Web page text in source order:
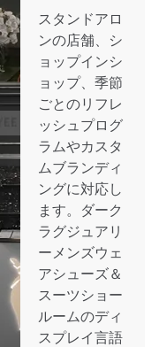
スタンドアロ
ンの店舗、シ
ョップインシ
ョップ、季節
ごとのリフレ
ッシュプログ
ラムやカスタ
ムブランディ
ングに対応し
ます。ダーク
ラグジュアリ
ーメンズウェ
アシューズ＆
スーツショー
ルームのディ
スプレイ言語